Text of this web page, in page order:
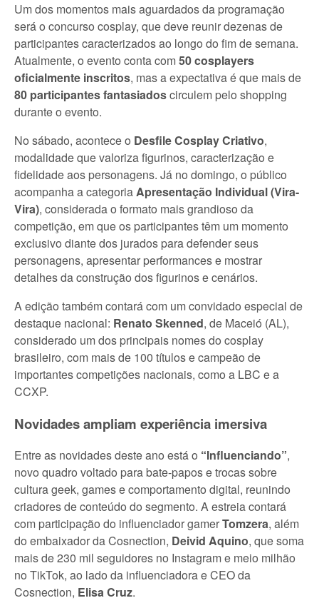
Um dos momentos mais aguardados da programação
será o concurso cosplay, que deve reunir dezenas de
participantes caracterizados ao longo do fim de semana.
Atualmente, o evento conta com50 cosplayers
oficialmente inscritos, mas a expectativa é que mais de
80 participantes fantasiadoscirculem pelo shopping
durante o evento.
No sábado, acontece o Desfile Cosplay Criativo,
modalidade que valoriza figurinos, caracterização e
fidelidade aos personagens. Já no domingo, o público
acompanha a categoriaApresentação Individual (Vira-
Vira), considerada o formato mais grandioso da
competição, em que os participantes têm um momento
exclusivo diante dos jurados para defender seus
personagens, apresentar performances e mostrar
detalhes da construção dos figurinos e cenários.
A edição também contará com um convidado especial de
destaque nacional: Renato Skenned, de Maceió (AL),
considerado um dos principais nomes do cosplay
brasileiro, com mais de 100 títulos e campeão de
importantes competições nacionais, como a LBC e a
CCXP.
Novidades ampliam experiência imersiva
Entre as novidades deste ano está o “Influenciando”,
novo quadro voltado para bate-papos e trocas sobre
cultura geek, games e comportamento digital, reunindo
criadores de conteúdo do segmento. A estreia contará
com participação do influenciador gamerTomzera, além
do embaixador da Cosnection, Deivid Aquino, que soma
mais de 230 mil seguidores no Instagram e meio milhão
no TikTok, ao lado da influenciadora e CEO da
Cosnection, Elisa Cruz.